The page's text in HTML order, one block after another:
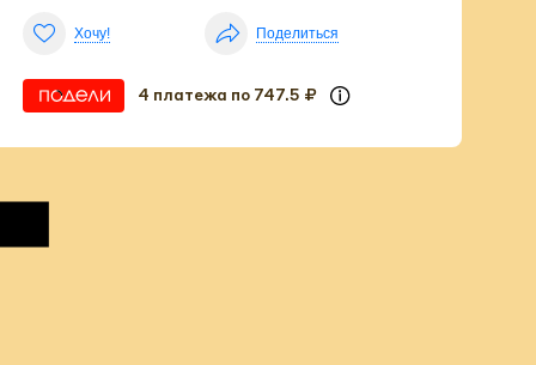
Хочу! Поделиться
4 платежа по 747.5 ₽